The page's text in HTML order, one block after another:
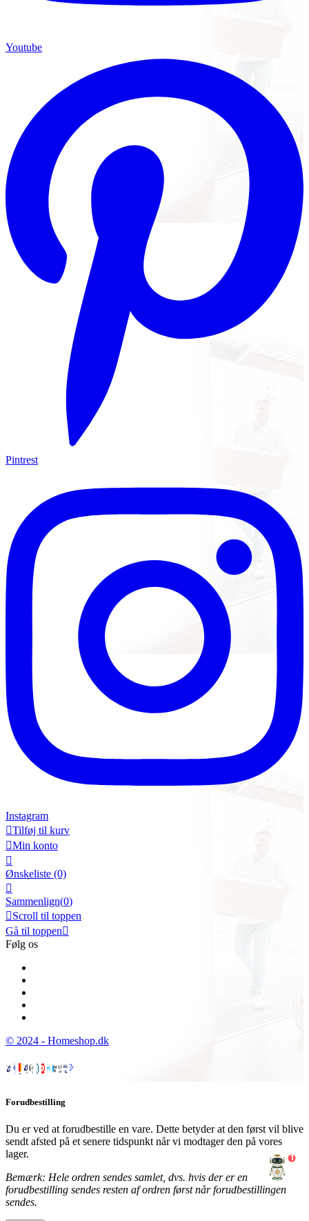
Youtube
Pintrest
Instagram
Tilføj til kurv
Min konto

Ønskeliste (0)

Sammenlign(0)
Scroll til toppen
Gå til toppen
Følg os
© 2024 - Homeshop.dk
Forudbestilling
Du er ved at forudbestille en vare. Dette betyder at den først vil blive
sendt afsted på et senere tidspunkt når vi modtager den på vores
lager.
Bemærk: Hele ordren sendes samlet, dvs. hvis der er en
forudbestilling sendes resten af ordren først når forudbestillingen
sendes.
1